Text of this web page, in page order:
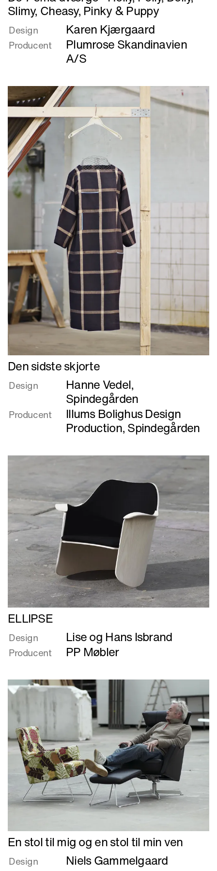
mere
om
De
små
Holly,
Polly,
Dolly,
Slimy,
Cheasy,
Pinky
&
Puppy
Slimy, Cheasy, Pinky & Puppy
Design Karen Kjærgaard
Producent
Plumrose Skandinavien
A/S
Læs
mere
om
skjorte
Den sidste skjorte
Design Hanne Vedel,
Spindegården
Producent
Illums Bolighus Design
Production,Spindegården
Læs
mere
om
ELLIPSE
ELLIPSE
Design Lise og Hans Isbrand
Producent PP Møbler
Læs
mere
om
En stol til mig og en stol til min ven
Design Niels Gammelgaard